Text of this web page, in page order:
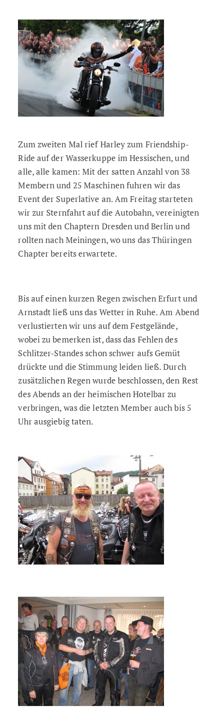
Ride, Fun and Friends auf der
Zum zweiten Mal rief Harley zum Friendship-
Ride auf der Wasserkuppe im Hessischen, und
alle, alle kamen: Mit der satten Anzahl von 38
Membern und 25 Maschinen fuhren wir das
Event der Superlative an. Am Freitag starteten
wir zur Sternfahrt auf die Autobahn, vereinigten
uns mit den Chaptern Dresden und Berlin und
rollten nach Meiningen, wo uns das Thüringen
Chapter bereits erwartete.
Bis auf einen kurzen Regen zwischen Erfurt und
Arnstadt ließ uns das Wetter in Ruhe. Am Abend
verlustierten wir uns auf dem Festgelände,
wobei zu bemerken ist, dass das Fehlen des
Schlitzer-Standes schon schwer aufs Gemüt
drückte und die Stimmung leiden ließ. Durch
zusätzlichen Regen wurde beschlossen, den Rest
des Abends an der heimischen Hotelbar zu
verbringen, was die letzten Member auch bis 5
Uhr ausgiebig taten.